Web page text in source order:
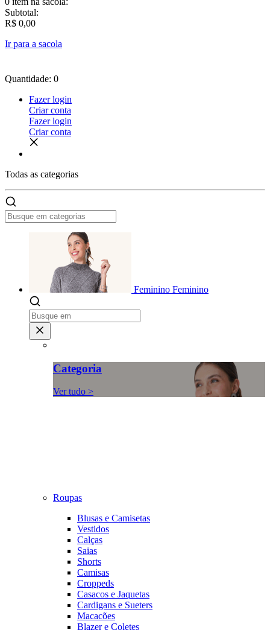
Subtotal:
R$ 0,00
Ir para a sacola
Quantidade: 0
Fazer login
Criar conta
Fazer login
Criar conta
Todas as categorias
Feminino Feminino
Categoria
Ver tudo >
Roupas
Blusas e Camisetas
Vestidos
Calças
Saias
Shorts
Camisas
Croppeds
Casacos e Jaquetas
Cardigans e Sueters
Macacões
Blazer e Coletes